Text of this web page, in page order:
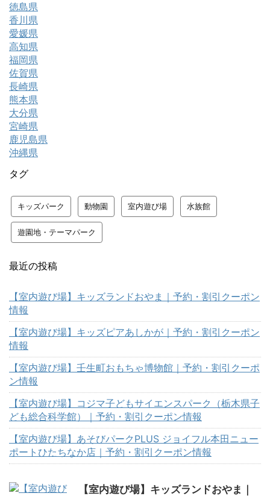
徳島県
香川県
愛媛県
高知県
福岡県
佐賀県
長崎県
熊本県
大分県
宮崎県
鹿児島県
沖縄県
タグ
キッズパーク 動物園 室内遊び場 水族館
遊園地・テーマパーク
最近の投稿
【室内遊び場】キッズランドおやま｜予約・割引クーポン
情報
【室内遊び場】キッズピアあしかが｜予約・割引クーポン
情報
【室内遊び場】壬生町おもちゃ博物館｜予約・割引クーポ
ン情報
【室内遊び場】コジマ子どもサイエンスパーク（栃木県子
ども総合科学館）｜予約・割引クーポン情報
【室内遊び場】あそびパークPLUS ジョイフル本田ニュー
ポートひたちなか店｜予約・割引クーポン情報
【室内遊び場】キッズランドおやま｜